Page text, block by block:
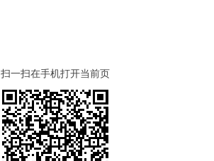
扫一扫在手机打开当前页